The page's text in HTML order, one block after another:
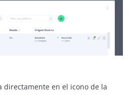
directamente en el icono de la